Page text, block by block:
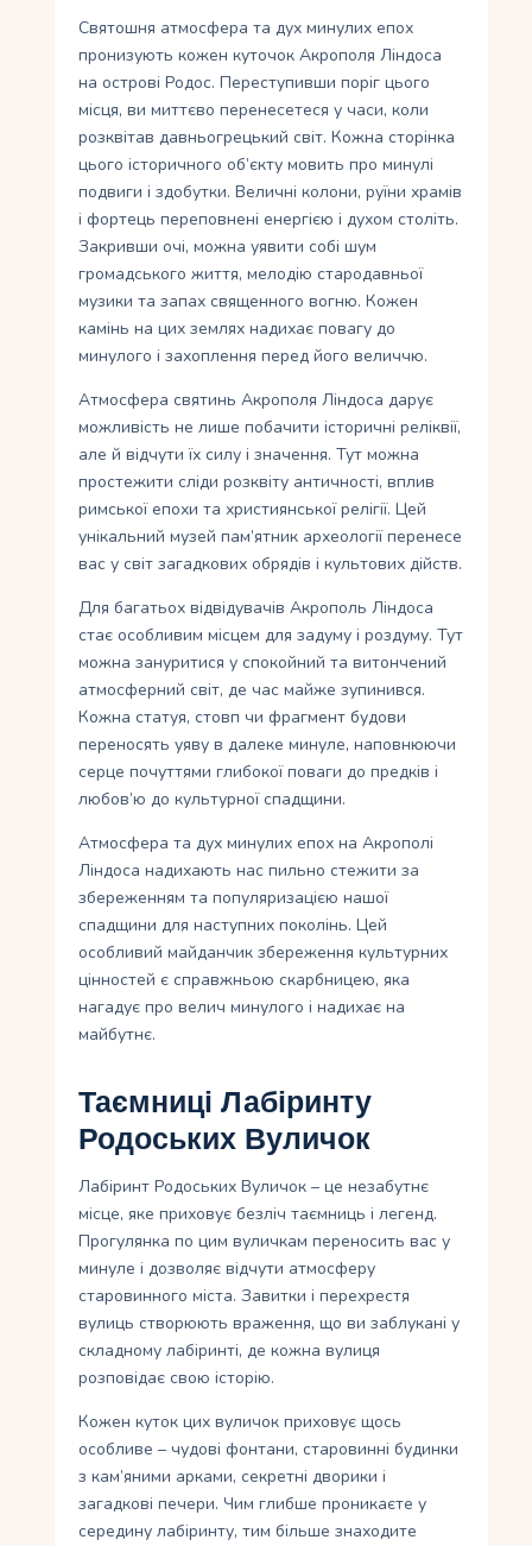
Святошня атмосфера та дух минулих епох
пронизують кожен куточок Акрополя Ліндоса
на острові Родос. Переступивши поріг цього
місця, ви миттєво перенесетеся у часи, коли
розквітав давньогрецький світ. Кожна сторінка
цього історичного об’єкту мовить про минулі
подвиги і здобутки. Величні колони, руїни храмів
і фортець переповнені енергією і духом століть.
Закривши очі, можна уявити собі шум
громадського життя, мелодію стародавньої
музики та запах священного вогню. Кожен
камінь на цих землях надихає повагу до
минулого і захоплення перед його величчю.
Атмосфера святинь Акрополя Ліндоса дарує
можливість не лише побачити історичні реліквії,
але й відчути їх силу і значення. Тут можна
простежити сліди розквіту античності, вплив
римської епохи та християнської релігії. Цей
унікальний музей пам’ятник археології перенесе
вас у світ загадкових обрядів і культових дійств.
Для багатьох відвідувачів Акрополь Ліндоса
стає особливим місцем для задуму і роздуму. Тут
можна зануритися у спокойний та витончений
атмосферний світ, де час майже зупинився.
Кожна статуя, стовп чи фрагмент будови
переносять уяву в далеке минуле, наповнюючи
серце почуттями глибокої поваги до предків і
любов’ю до культурної спадщини.
Атмосфера та дух минулих епох на Акрополі
Ліндоса надихають нас пильно стежити за
збереженням та популяризацією нашої
спадщини для наступних поколінь. Цей
особливий майданчик збереження культурних
цінностей є справжньою скарбницею, яка
нагадує про велич минулого і надихає на
майбутнє.
Таємниці Лабіринту
Родоських Вуличок
Лабіринт Родоських Вуличок – це незабутнє
місце, яке приховує безліч таємниць і легенд.
Прогулянка по цим вуличкам переносить вас у
минуле і дозволяє відчути атмосферу
старовинного міста. Завитки і перехрестя
вулиць створюють враження, що ви заблукані у
складному лабіринті, де кожна вулиця
розповідає свою історію.
Кожен куток цих вуличок приховує щось
особливе – чудові фонтани, старовинні будинки
з кам’яними арками, секретні дворики і
загадкові печери. Чим глибше проникаєте у
середину лабіринту, тим більше знаходите